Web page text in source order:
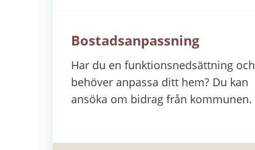
Bostadsanpassning
Har du en funktionsnedsättning och
behöver anpassa ditt hem? Du kan
ansöka om bidrag från kommunen.